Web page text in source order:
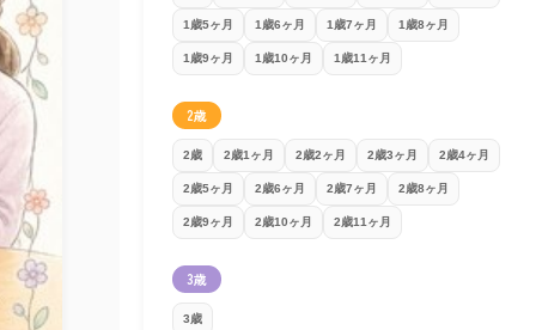
1歳5ヶ月 1歳6ヶ月 1歳7ヶ月 1歳8ヶ月
1歳9ヶ月 1歳10ヶ月 1歳11ヶ月
2歳
2歳 2歳1ヶ月 2歳2ヶ月 2歳3ヶ月 2歳4ヶ月
2歳5ヶ月 2歳6ヶ月 2歳7ヶ月 2歳8ヶ月
2歳9ヶ月 2歳10ヶ月 2歳11ヶ月
3歳
3歳